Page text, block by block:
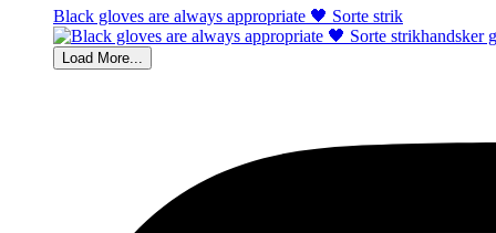
Black gloves are always appropriate 🖤 Sorte strik
Load More...